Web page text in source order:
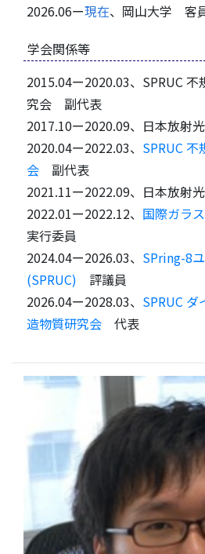
2026.06ー現在、岡山大学 客
学会関係等
2015.04ー2020.03、SPRUC
究会 副代表
2017.10ー2020.09、日本放
2020.04ー2022.03、 SPRUC
会 副代表
2021.11ー2022.09、日本放射
2022.01ー2022.12、 国際ガラ
実行委員
2024.04ー2026.03、 SPring-8
(SPRUC) 評議員
2026.04ー2028.03、 SPRUC
造物質研究会 代表